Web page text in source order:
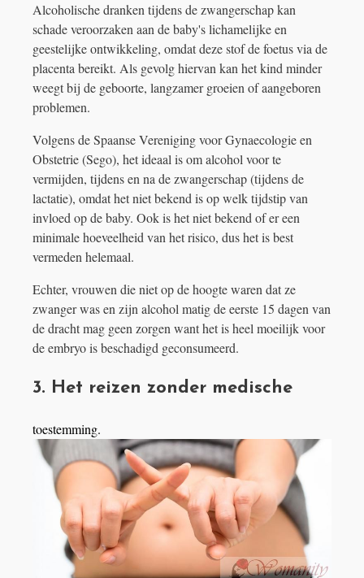
Alcoholische dranken tijdens de zwangerschap kan
schade veroorzaken aan de baby's lichamelijke en
geestelijke ontwikkeling, omdat deze stof de foetus via de
placenta bereikt. Als gevolg hiervan kan het kind minder
weegt bij de geboorte, langzamer groeien of aangeboren
problemen.
Volgens de Spaanse Vereniging voor Gynaecologie en
Obstetrie (Sego), het ideaal is om alcohol voor te
vermijden, tijdens en na de zwangerschap (tijdens de
lactatie), omdat het niet bekend is op welk tijdstip van
invloed op de baby. Ook is het niet bekend of er een
minimale hoeveelheid van het risico, dus het is best
vermeden helemaal.
Echter, vrouwen die niet op de hoogte waren dat ze
zwanger was en zijn alcohol matig de eerste 15 dagen van
de dracht mag geen zorgen want het is heel moeilijk voor
de embryo is beschadigd geconsumeerd.
3. Het reizen zonder medische
toestemming.